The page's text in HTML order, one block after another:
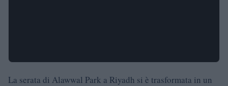
La serata di Alawwal Park a Riyadh si è trasformata in un